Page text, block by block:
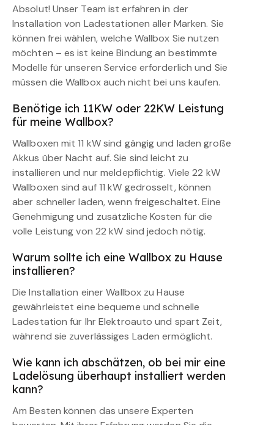
Absolut! Unser Team ist erfahren in der
Installation von Ladestationen aller Marken. Sie
können frei wählen, welche Wallbox Sie nutzen
möchten – es ist keine Bindung an bestimmte
Modelle für unseren Service erforderlich und Sie
müssen die Wallbox auch nicht bei uns kaufen.
Benötige ich 11KW oder 22KW Leistung
für meine Wallbox?
Wallboxen mit 11 kW sind gängig und laden große
Akkus über Nacht auf. Sie sind leicht zu
installieren und nur meldepflichtig. Viele 22 kW
Wallboxen sind auf 11 kW gedrosselt, können
aber schneller laden, wenn freigeschaltet. Eine
Genehmigung und zusätzliche Kosten für die
volle Leistung von 22 kW sind jedoch nötig.
Warum sollte ich eine Wallbox zu Hause
installieren?
Die Installation einer Wallbox zu Hause
gewährleistet eine bequeme und schnelle
Ladestation für Ihr Elektroauto und spart Zeit,
während sie zuverlässiges Laden ermöglicht.
Wie kann ich abschätzen, ob bei mir eine
Ladelösung überhaupt installiert werden
kann?
Am Besten können das unsere Experten